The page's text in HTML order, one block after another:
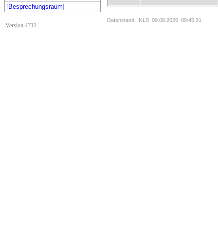
[Besprechungsraum]
Version 4711
Datenstand: NLS 09.08.2026 09:45:31